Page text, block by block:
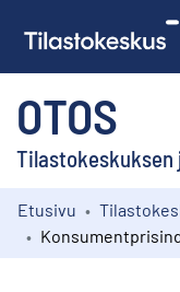
OTOS
Kokoelmat
Etusivu